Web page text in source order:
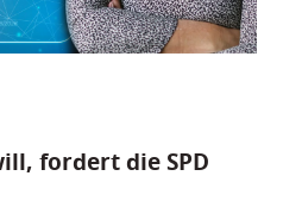
fordert die SPD